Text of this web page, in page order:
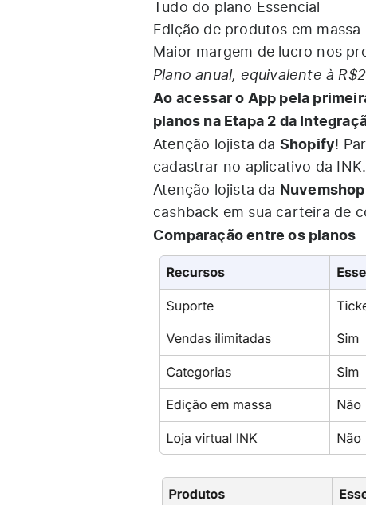
Tudo do plano Essencial
Edição de produtos em massa
Maior margem de lucro nos
Plano anual, equivalente à
Ao acessar o App pela
planos na Etapa 2 da
Atenção lojista da Shopify!
cadastrar no aplicativo da
Atenção lojista da Nuvemshop
cashback em sua carteira de
Comparação entre os planos